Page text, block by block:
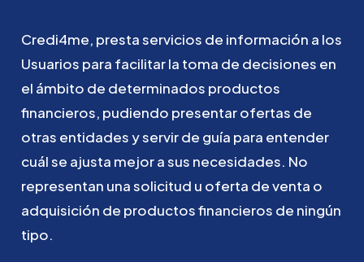
Credi4me, prestaservicios de información a los
Usuarios para facilitarla toma de decisiones en
el ámbito de determinados productos
financieros, pudiendo presentarofertas de
otras entidadesyservirde guía para entender
cuálse ajusta mejorasus necesidades. No
representan unasolicitud u oferta deventa o
adquisición de productosfinancieros de ningún
tipo.